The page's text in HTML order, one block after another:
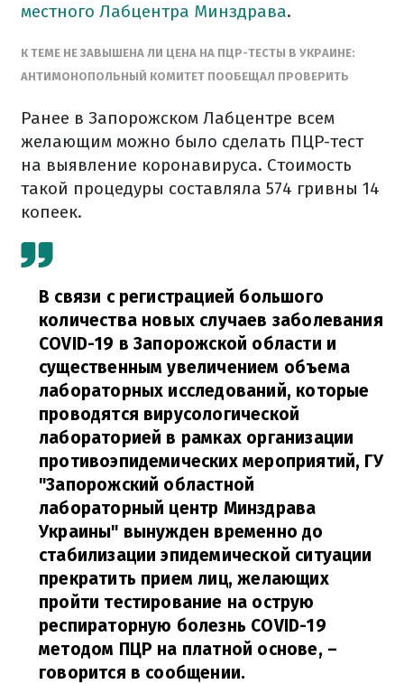
местного Лабцентра Минздрава.
К ТЕМЕ НЕ ЗАВЫШЕНА ЛИ ЦЕНА НА ПЦР-ТЕСТЫ В УКРАИНЕ:
АНТИМОНОПОЛЬНЫЙ КОМИТЕТ ПООБЕЩАЛ ПРОВЕРИТЬ
Ранее в Запорожском Лабцентре всем
желающим можно было сделать ПЦР-тест
на выявление коронавируса. Стоимость
такой процедуры составляла 574 гривны 14
копеек.
В связи с регистрацией большого
количества новых случаев заболевания
COVID-19 в Запорожской области и
существенным увеличением объема
лабораторных исследований, которые
проводятся вирусологической
лабораторией в рамках организации
противоэпидемических мероприятий, ГУ
"Запорожский областной
лабораторный центр Минздрава
Украины" вынужден временно до
стабилизации эпидемической ситуации
прекратить прием лиц, желающих
пройти тестирование на острую
респираторную болезнь COVID-19
методом ПЦР на платной основе, –
говорится в сообщении.